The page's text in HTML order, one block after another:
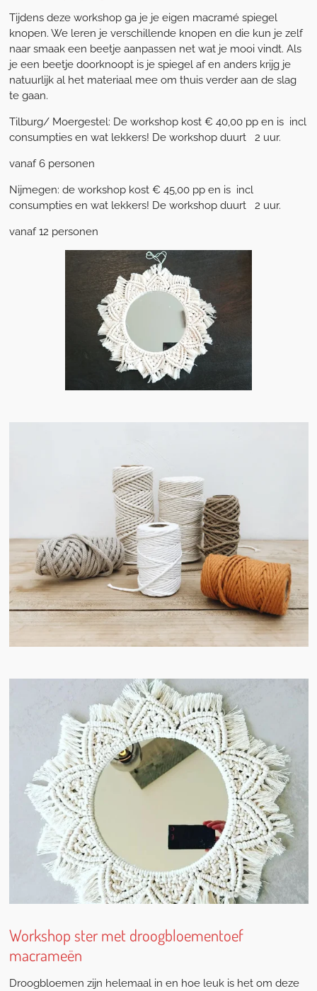
Tijdens deze workshop ga je je eigen macramé spiegel
knopen. We leren je verschillende knopen en die kun je zelf
naar smaak een beetje aanpassen net wat je mooi vindt. Als
je een beetje doorknoopt is je spiegel af en anders krijg je
natuurlijk al het materiaal mee om thuis verder aan de slag
te gaan.
Tilburg/ Moergestel: De workshop kost € 40,00 pp en is incl
consumpties en wat lekkers! De workshop duurt 2 uur.
vanaf 6 personen
Nijmegen: de workshop kost € 45,00 pp en is incl
consumpties en wat lekkers! De workshop duurt 2 uur.
vanaf 12 personen
Workshop ster met droogbloementoef
macrameën
Droogbloemen zijn helemaal in en hoe leuk is het om deze